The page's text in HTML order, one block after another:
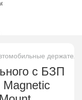
с БЗП
Magnetic